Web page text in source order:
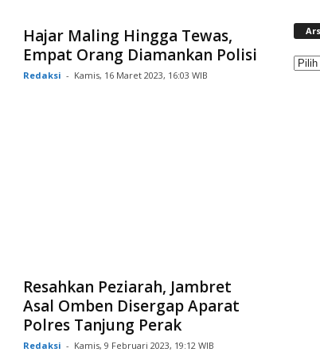
Hajar Maling Hingga Tewas,
Empat Orang Diamankan Polisi
Redaksi - Kamis, 16 Maret 2023, 16:03 WIB
Resahkan Peziarah, Jambret
Asal Omben Disergap Aparat
Polres Tanjung Perak
Redaksi - Kamis, 9 Februari 2023, 19:12 WIB